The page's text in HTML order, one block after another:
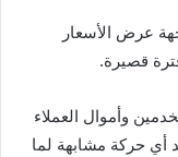
عرض الأسعار
قصيرة.
وأموال العملاء
أي حركة مشابهة لما